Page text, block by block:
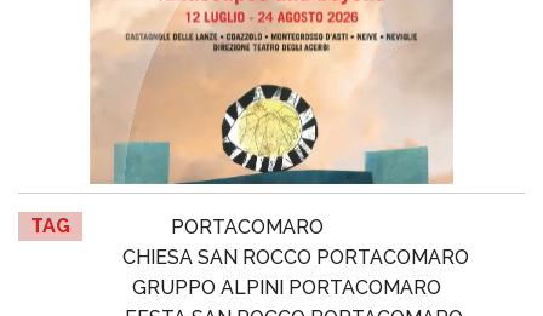
TAG
PORTACOMARO
CHIESA SAN ROCCO PORTACOMARO
GRUPPO ALPINI PORTACOMARO